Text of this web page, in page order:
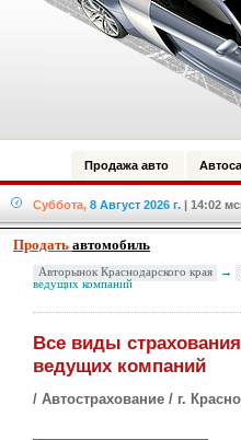
Продажа авто
Суббота, 8 Август 2026 г. | 14:02
Продать автомобиль
Авторынок Краснодарского края →
ведущих компаний
Все виды
ведущих компаний
/ Aвтострахование / г.